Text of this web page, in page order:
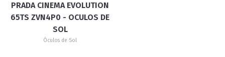
PRADA CINEMA EVOLUTION
65TS ZVN4P0 - OCULOS DE
SOL
Óculos de Sol